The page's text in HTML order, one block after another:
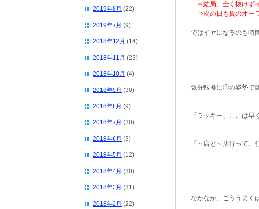
⇒結局、全く抜けず
⇒次の日も負のオーラ
ではイヤになるのも時
気分転換に①の姿勢で
「ラッキー、ここは早
「～店と～店行って、
なかなか、こううまく
2019年8月 (22)
2019年7月 (9)
2018年12月 (14)
2018年11月 (23)
2018年10月 (4)
2018年9月 (30)
2018年8月 (9)
2018年7月 (30)
2018年6月 (3)
2018年5月 (12)
2018年4月 (30)
2018年3月 (31)
2018年2月 (22)